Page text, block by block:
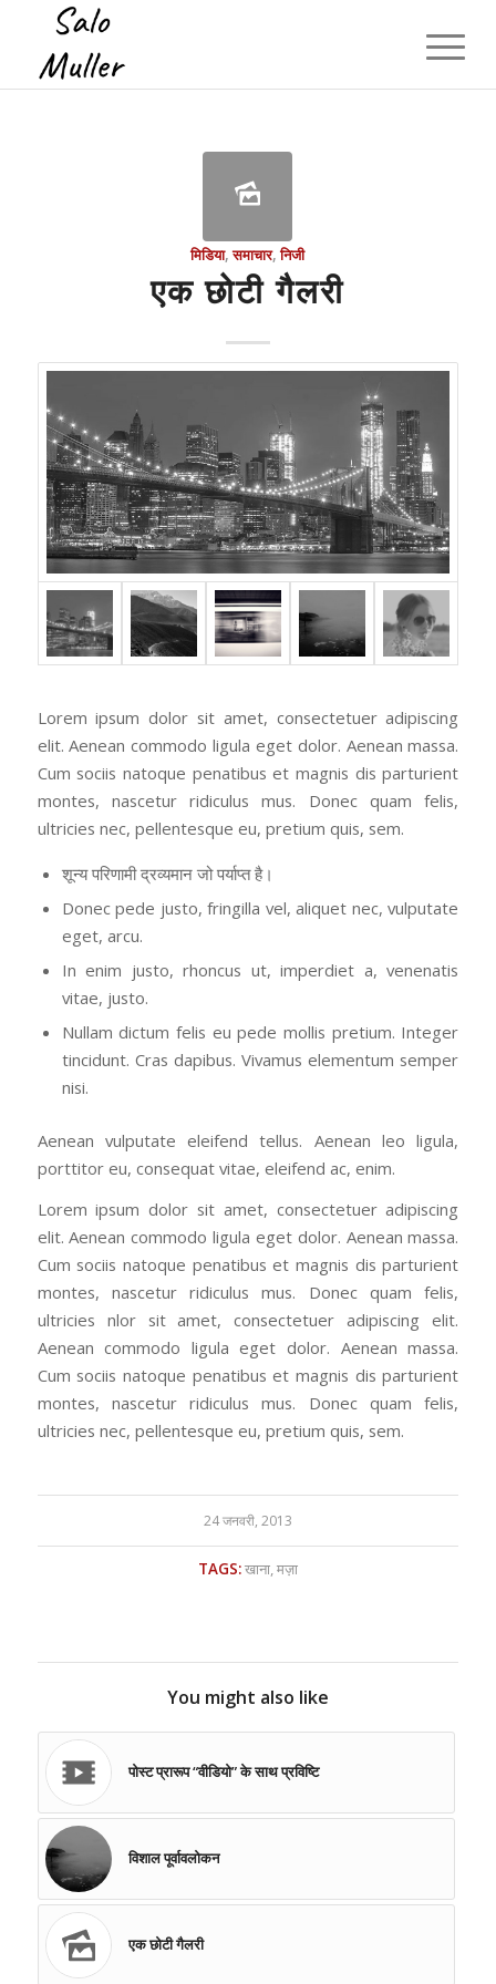
मिडिया,समाचार,निजी
एक छोटी गैलरी
Lorem ipsum dolor sit amet, consectetuer adipiscing
elit. Aenean commodo ligula eget dolor. Aenean massa.
Cum sociis natoque penatibus et magnis dis parturient
montes, nascetur ridiculus mus. Donec quam felis,
ultricies nec, pellentesque eu, pretium quis, sem.
शून्य परिणामी द्रव्यमान जो पर्याप्त है।
Donec pede justo, fringilla vel, aliquet nec, vulputate
eget, arcu.
In enim justo, rhoncus ut, imperdiet a, venenatis
vitae, justo.
Nullam dictum felis eu pede mollis pretium. Integer
tincidunt. Cras dapibus. Vivamus elementum semper
nisi.
Aenean vulputate eleifend tellus. Aenean leo ligula,
porttitor eu, consequat vitae, eleifend ac, enim.
Lorem ipsum dolor sit amet, consectetuer adipiscing
elit. Aenean commodo ligula eget dolor. Aenean massa.
Cum sociis natoque penatibus et magnis dis parturient
montes, nascetur ridiculus mus. Donec quam felis,
ultricies nlor sit amet, consectetuer adipiscing elit.
Aenean commodo ligula eget dolor. Aenean massa.
Cum sociis natoque penatibus et magnis dis parturient
montes, nascetur ridiculus mus. Donec quam felis,
ultricies nec, pellentesque eu, pretium quis, sem.
24 जनवरी, 2013
TAGS:खाना,मज़ा
You might also like
पोस्ट प्रारूप “वीडियो” के साथ प्रविष्टि
विशाल पूर्वावलोकन
एक छोटी गैलरी